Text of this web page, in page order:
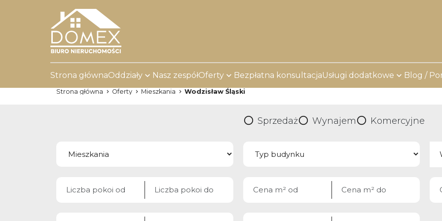
Strona głównaOddziały Nasz zespółOferty Bezpłatna konsultacjaUsługi dodatkowe Blog /
Strona główna Oferty Mieszkania Wodzisław Śląski
Sprzedaż Wynajem Komercyjne